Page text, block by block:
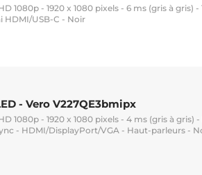
1080p - 1920 x 1080 pixels - 6 ms (gris à gris) -
HDMI/USB-C - Noir
- Vero V227QE3bmipx
1080p - 1920 x 1080 pixels - 4 ms (gris à gris)
- HDMI/DisplayPort/VGA - Haut-parleurs -